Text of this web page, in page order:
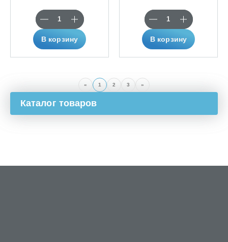
Каталог товаров
В корзину В корзину
« 1 2 3 »